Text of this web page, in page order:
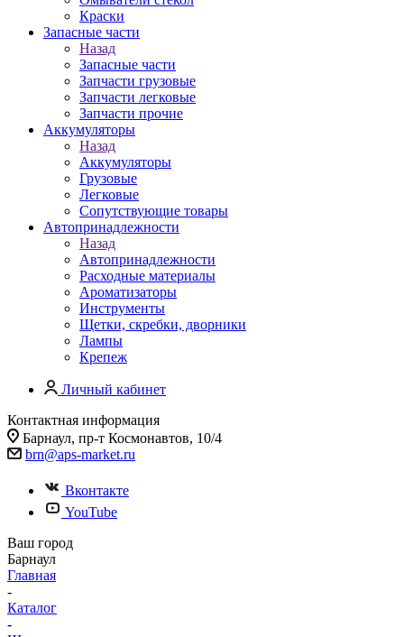
Краски
Запасные части
Назад
Запасные части
Запчасти грузовые
Запчасти легковые
Запчасти прочие
Аккумуляторы
Назад
Аккумуляторы
Грузовые
Легковые
Сопутствующие товары
Автопринадлежности
Назад
Автопринадлежности
Расходные материалы
Ароматизаторы
Инструменты
Щетки, скребки, дворники
Лампы
Крепеж
Личный кабинет
Контактная информация
Барнаул, пр-т Космонавтов, 10/4
brn@aps-market.ru
Вконтакте
YouTube
Ваш город
Барнаул
Главная
-
Каталог
-